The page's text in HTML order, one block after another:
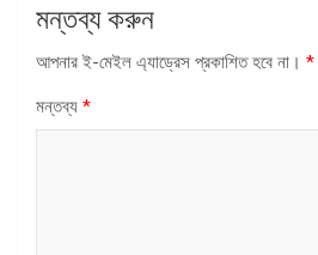
মন্তব্য করুন
আপনার ই-মেইল এ্যাড্রেস প্রকাশিত হবে না। *
মন্তব্য *